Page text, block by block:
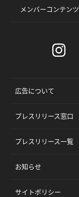
メンバーコンテンツ
広告について
プレスリリース窓口
プレスリリース一覧
お知らせ
サイトポリシー